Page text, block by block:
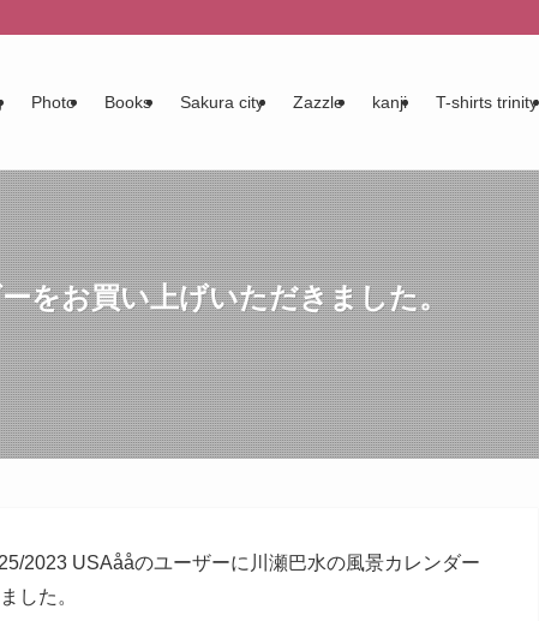
Photo Books Sakura city Zazzle kanji T-shirts trinity
をお買い上げいただきました。
2023 USAååのユーザーに川瀬巴水の風景カレンダー
した。